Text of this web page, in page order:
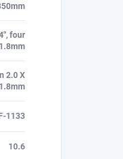
four
2.0 X
1133
10.6